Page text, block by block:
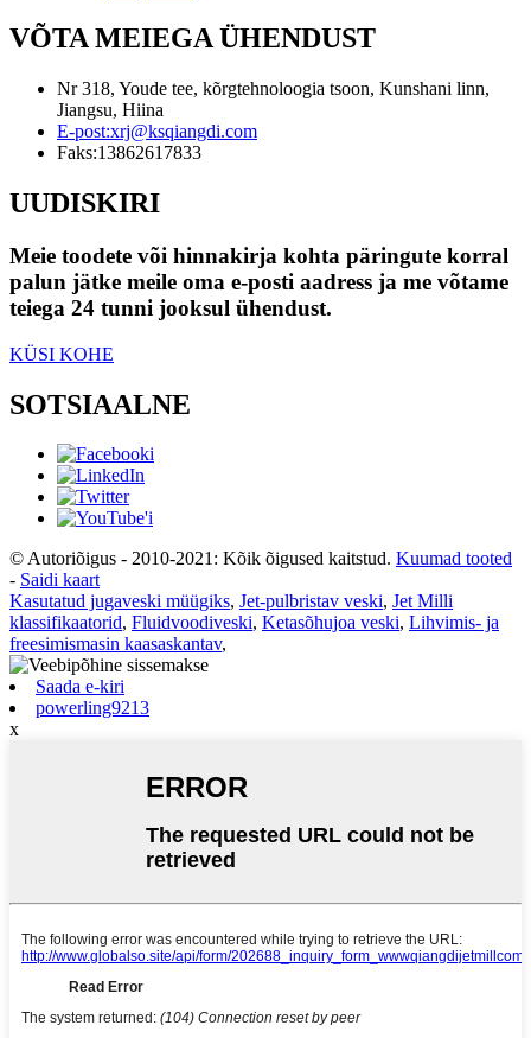
VÕTA MEIEGA ÜHENDUST
Nr 318, Youde tee, kõrgtehnoloogia tsoon, Kunshani linn,
Jiangsu, Hiina
E-post:xrj@ksqiangdi.com
Faks:13862617833
UUDISKIRI
Meie toodete või hinnakirja kohta päringute korral
palun jätke meile oma e-posti aadress ja me võtame
teiega 24 tunni jooksul ühendust.
KÜSI KOHE
SOTSIAALNE
© Autoriõigus - 2010-2021: Kõik õigused kaitstud. Kuumad tooted
- Saidi kaart
Kasutatud jugaveski müügiks, Jet-pulbristav veski, Jet Milli
klassifikaatorid, Fluidvoodiveski, Ketasõhujoa veski, Lihvimis- ja
freesimismasin kaasaskantav,
Saada e-kiri
powerling9213
x